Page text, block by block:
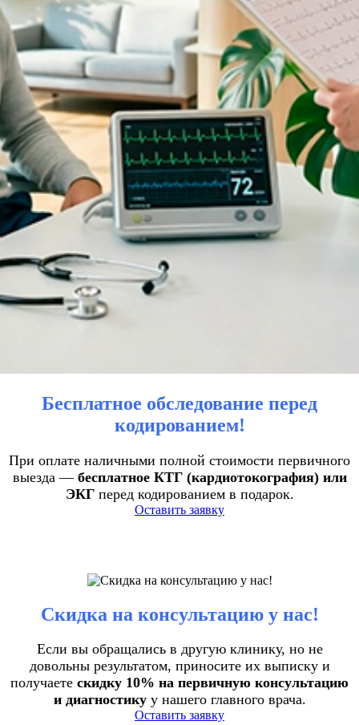
Акции и спецпредложения
Бесплатное обследование перед
кодированием!
При оплате наличными полной стоимости первичного
выезда — бесплатное КТГ (кардиотокография) или
ЭКГперед кодированием в подарок.
Оставить заявку
Скидка на консультацию у нас!
Если вы обращались в другую клинику, но не
довольны результатом, приносите их выписку и
получаете скидку 10% на первичную консультацию
и диагностикуу нашего главного врача.
Оставить заявку